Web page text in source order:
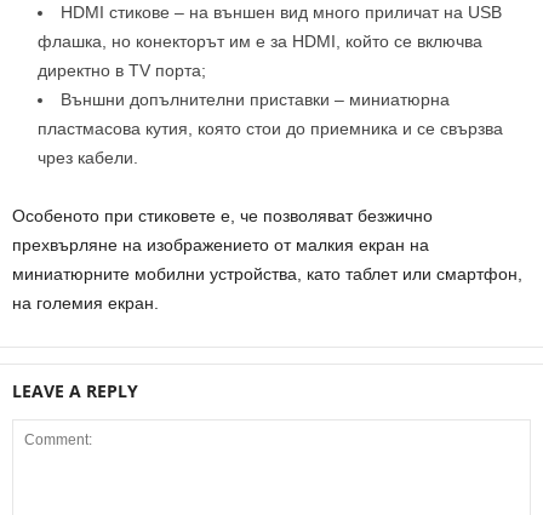
HDMI стикове – на външен вид много приличат на USB
флашка, но конекторът им е за HDMI, който се включва
директно в TV порта;
Външни допълнителни приставки – миниатюрна
пластмасова кутия, която стои до приемника и се свързва
чрез кабели.
Особеното при стиковете е, че позволяват безжично
прехвърляне на изображението от малкия екран на
миниатюрните мобилни устройства, като таблет или смартфон,
на големия екран.
LEAVE A REPLY